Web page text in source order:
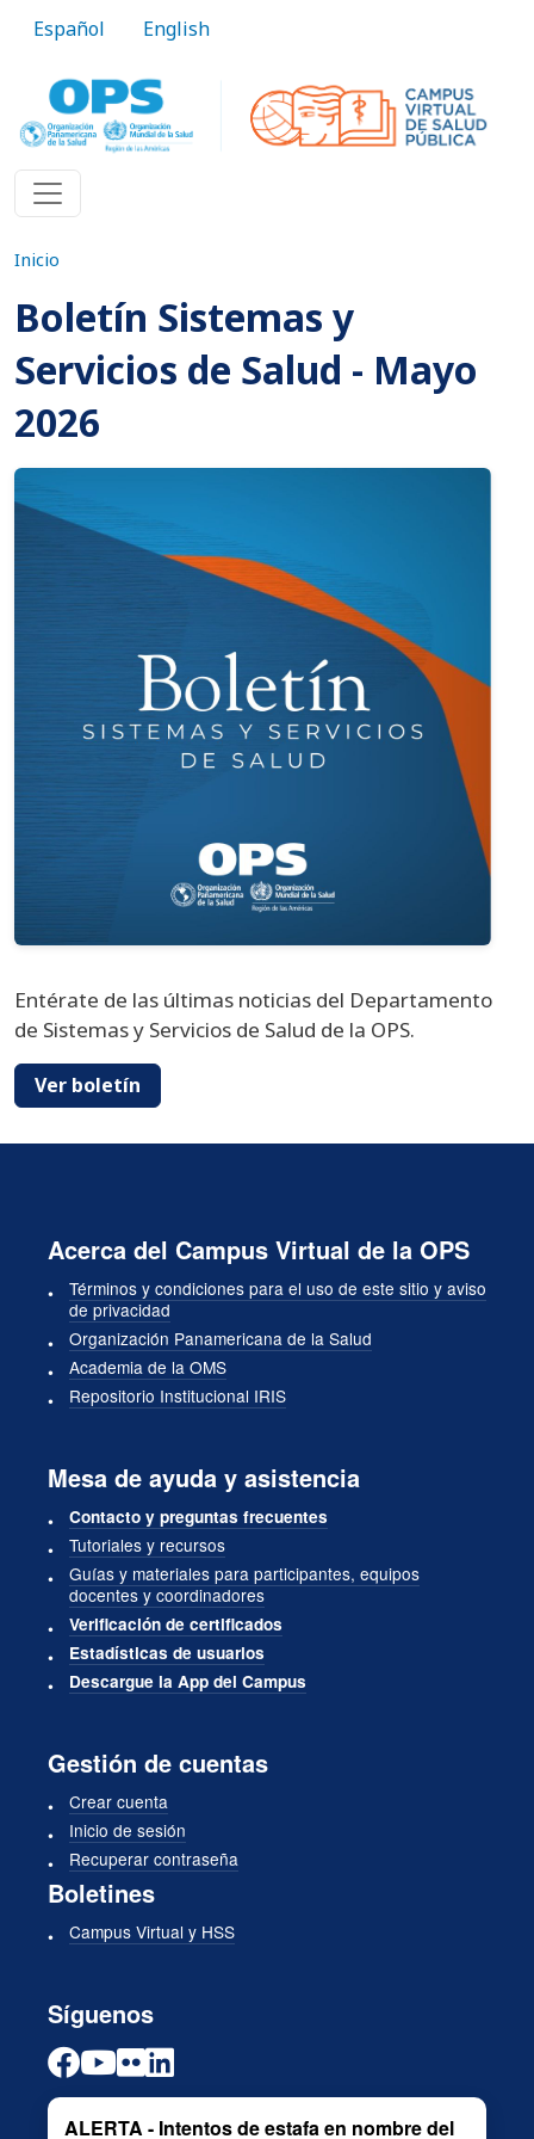
Español English
Inicio
Boletín Sistemas y
Servicios de Salud - Mayo
2026
Entérate de las últimas noticias del Departamento
de Sistemas y Servicios de Salud de la OPS.
Ver boletín
Acerca del Campus Virtual de la OPS
Términos y condiciones para el uso de este sitio y aviso
de privacidad
Organización Panamericana de la Salud
Academia de la OMS
Repositorio Institucional IRIS
Mesa de ayuda y asistencia
Contacto y preguntas frecuentes
Tutoriales y recursos
Guías y materiales para participantes, equipos
docentes y coordinadores
Verificación de certificados
Estadísticas de usuarios
Descargue la App del Campus
Gestión de cuentas
Crear cuenta
Inicio de sesión
Recuperar contraseña
Boletines
Campus Virtual y HSS
Síguenos
ALERTA - Intentos de estafa en nombre del